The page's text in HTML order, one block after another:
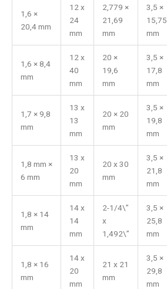
1,6 ×
20,4 mm
12 x
24
mm
2,779 ×
21,69
mm
3,5 ×
15,75
mm
1,6 × 8,4
mm
12 x
40
mm
20 ×
19,6
mm
3,5 ×
17,8
mm
1,7 × 9,8
mm
13 x
13
mm
20 × 20
mm
3,5 ×
19,8
mm
1,8 mm ×
6 mm
13 x
20
mm
20 x 30
mm
3,5 ×
21,8
mm
1,8 × 14
mm
14 x
14
mm
2-1/4\”
x
1,492\”
3,5 ×
25,8
mm
1,8 × 16
mm
14 x
20
mm
21 x 21
mm
3,5 ×
29,8
mm